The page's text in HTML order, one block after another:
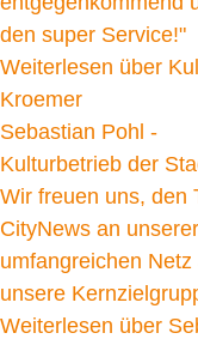
den super Service!"
Weiterlesen über
Kroemer
Sebastian Pohl -
Kulturbetrieb der
Wir freuen uns, den
CityNews an
umfangreichen
unsere
Weiterlesen über